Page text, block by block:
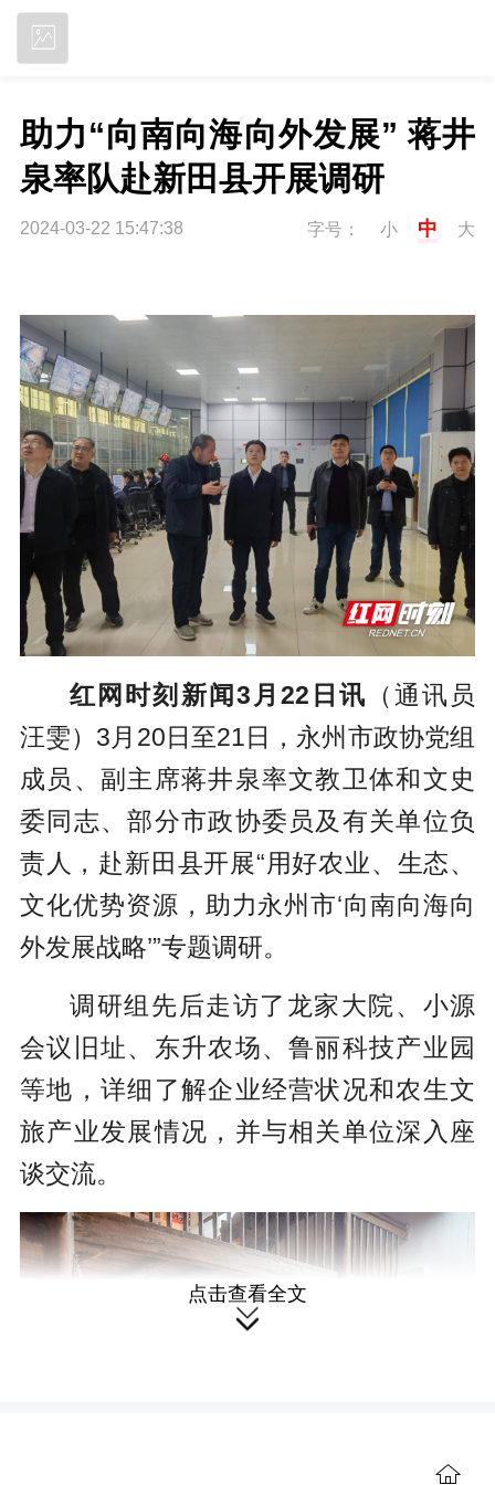
助力“向南向海向外发展” 蒋井
泉率队赴新田县开展调研
2024-03-22 15:47:38 字号： 小 中 大
红网时刻新闻3月22日讯 （通讯员
汪雯）3月20日至21日，永州市政协党组
成员、副主席蒋井泉率文教卫体和文史
委同志、部分市政协委员及有关单位负
责人，赴新田县开展“用好农业、生态、
文化优势资源，助力永州市‘向南向海向
外发展战略’”专题调研。
调研组先后走访了龙家大院、小源
会议旧址、东升农场、鲁丽科技产业园
等地，详细了解企业经营状况和农生文
旅产业发展情况，并与相关单位深入座
谈交流。
点击查看全文
